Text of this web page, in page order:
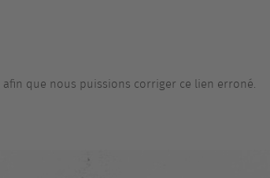
afin que nous puissions corriger ce lien erroné.